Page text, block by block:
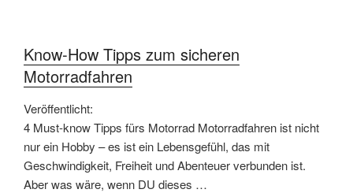
Know-How Tipps zum sicheren
Motorradfahren
Veröffentlicht:
4 Must-know Tipps fürs Motorrad Motorradfahren ist nicht
nur ein Hobby – es ist ein Lebensgefühl, das mit
Geschwindigkeit, Freiheit und Abenteuer verbunden ist.
Aber was wäre, wenn DU dieses …